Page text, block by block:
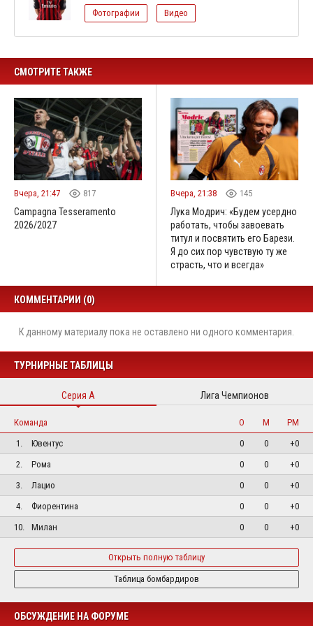
Фотографии Видео
СМОТРИТЕ ТАКЖЕ
Вчера, 21:47 817
Campagna Tesseramento
2026/2027
Вчера, 21:38 145
Лука Модрич: «Будем усердно
работать, чтобы завоевать
титул и посвятить его Барези.
Я до сих пор чувствую ту же
страсть, что и всегда»
КОММЕНТАРИИ (0)
К данному материалу пока не оставлено ни одного комментария.
ТУРНИРНЫЕ ТАБЛИЦЫ
Серия А Лига Чемпионов
Команда О М
РМ
1.
Ювентус 0 0
+0
2.
Рома 0 0
+0
3.
Лацио 0 0
+0
4.
Фиорентина 0 0
+0
10.
Милан 0 0 +0
Открыть полную таблицу
Таблица бомбардиров
ОБСУЖДЕНИЕ НА ФОРУМЕ